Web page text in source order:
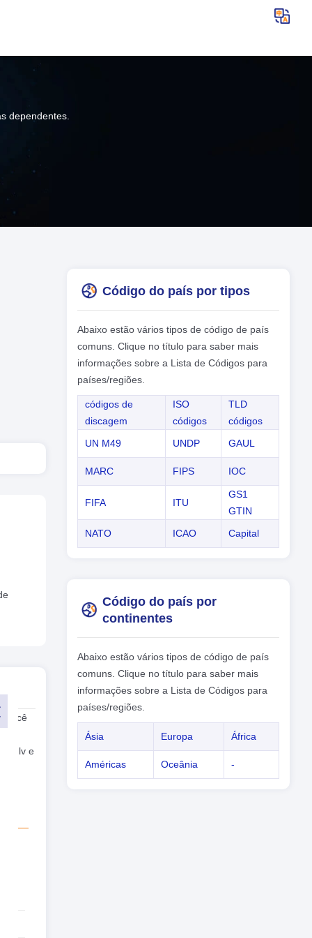
dependentes.
você
.lv e
Código do país por tipos
Abaixo estão vários tipos de código de país
comuns. Clique no título para saber mais
informações sobre a Lista de Códigos para
países/regiões.
códigos de
discagem
ISO
códigos
TLD
códigos
UN M49
UNDP GAUL
MARC FIPS IOC
FIFA ITU
GS1
GTIN
NATO
ICAO Capital
Código do país por
continentes
Abaixo estão vários tipos de código de país
comuns. Clique no título para saber mais
informações sobre a Lista de Códigos para
países/regiões.
Ásia Europa África
Américas Oceânia -